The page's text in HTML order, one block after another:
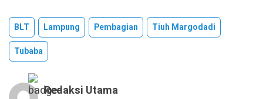
BLT Lampung Pembagian
Tiuh Margodadi
Tubaba
Redaksi Utama